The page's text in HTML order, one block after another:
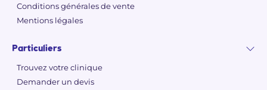
Conditions générales de vente
Mentions légales
Particuliers
Trouvez votre clinique
Demander un devis